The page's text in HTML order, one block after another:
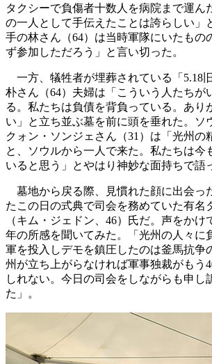
タクシーで負傷者十数人を病院まで運ん
の一人として手伝えたことは誇らしい」
手の林さん（64）は当時軍隊にいたもの
ず参加しただろう」と言い切った。
一方、犠牲者が埋葬されている「5.18
朴さん（64）夫婦は「こういう人たちが
る。私たちは負債を背負っている。あり
い」と立ち並ぶ墓を前に頭を垂れた。ソ
クォン・ソンジェさん（31）は「光州の
と、ソウルから一人で来た。私たちは今
いると思う」とやはり神妙な面持ちで語
墓地から戻る際、見慣れた顔に出会っ
たこの日の式典で司会を務めていた有名
（キム・ジェドン、46）氏だ。声をかけ
年の所感を聞いてみた。「光州の人々に
軍を投入しデモを鎮圧したのは釜馬抗争
州が立ち上がらなければ軍事独裁がもう
しれない。今日の司会をしながらも申し
た」。